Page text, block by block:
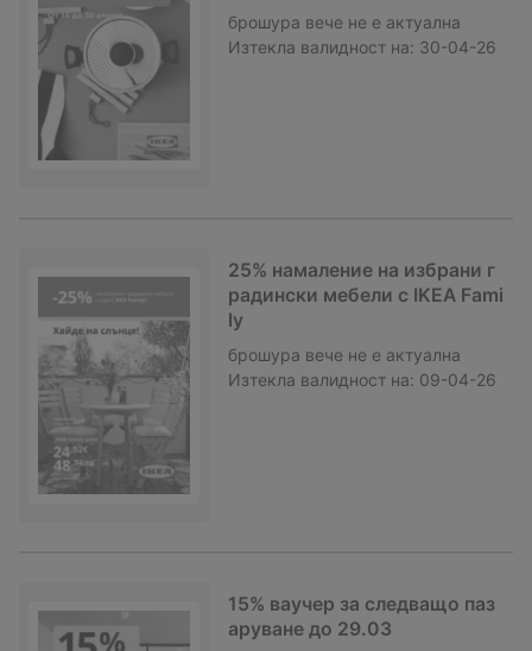
брошура вече не е актуална
Изтекла валидност на: 30-04-26
25% намаление на избрани г
радински мебели с IKEA Fami
ly
брошура вече не е актуална
Изтекла валидност на: 09-04-26
15% ваучер за следващо паз
аруване до 29.03